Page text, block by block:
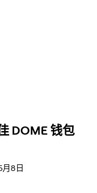
DOME 钱包
8日